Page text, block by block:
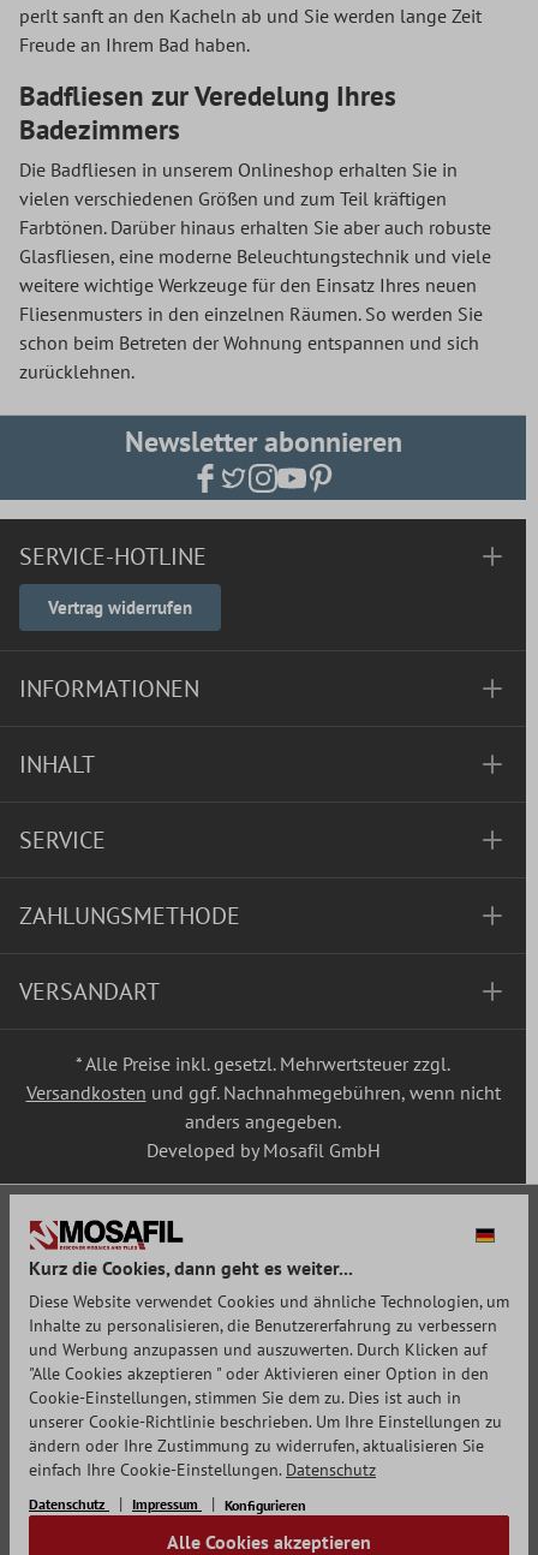
perlt sanft an den Kacheln ab und Sie werden lange Zeit
Freude an Ihrem Bad haben.
Badfliesen zur Veredelung Ihres
Badezimmers
Die Badfliesen in unserem Onlineshop erhalten Sie in
vielen verschiedenen Größen und zum Teil kräftigen
Farbtönen. Darüber hinaus erhalten Sie aber auch robuste
Glasfliesen, eine moderne Beleuchtungstechnik und viele
weitere wichtige Werkzeuge für den Einsatz Ihres neuen
Fliesenmusters in den einzelnen Räumen. So werden Sie
schon beim Betreten der Wohnung entspannen und sich
zurücklehnen.
Newsletter abonnieren
SERVICE-HOTLINE
Vertrag widerrufen
INFORMATIONEN
INHALT
SERVICE
ZAHLUNGSMETHODE
VERSANDART
* Alle Preise inkl. gesetzl. Mehrwertsteuer zzgl.
Versandkosten und ggf. Nachnahmegebühren, wenn nicht
anders angegeben.
Developed by Mosafil GmbH
Kurz die Cookies, dann geht es weiter...
Diese Website verwendet Cookies und ähnliche Technologien, um
Inhalte zu personalisieren, die Benutzererfahrung zu verbessern
und Werbung anzupassen und auszuwerten. Durch Klicken auf
"Alle Cookies akzeptieren " oder Aktivieren einer Option in den
Cookie-Einstellungen, stimmen Sie dem zu. Dies ist auch in
unserer Cookie-Richtlinie beschrieben. Um Ihre Einstellungen zu
ändern oder Ihre Zustimmung zu widerrufen, aktualisieren Sie
einfach Ihre Cookie-Einstellungen. Datenschutz
Datenschutz Impressum Konfigurieren
Alle Cookies akzeptieren